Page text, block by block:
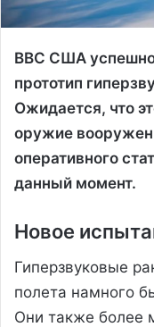
ВВС США
прототип
Ожидается, что
оружие
оперативного
данный момент.
Новое
Гиперзвуковые
полета намного
Они также более